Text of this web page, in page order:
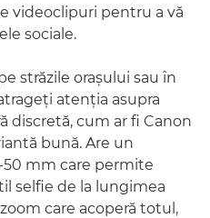
videoclipuri pentru a vă
sociale.
străzile oraşului sau în
atenţia asupra
discretă, cum ar fi Canon
bună. Are un
mm care permite
selfie de la lungimea
care acoperă totul,